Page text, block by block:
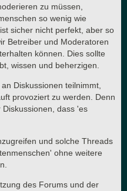
zu müssen,
so wenig wie
sicher nicht perfekt, aber so
Betreiber und Moderatoren
können. Dies sollte
wissen und beherzigen.
Diskussionen teilnimmt,
provoziert zu werden. Denn
dass 'es
und solche Threads
ohne weitere
des Forums und der